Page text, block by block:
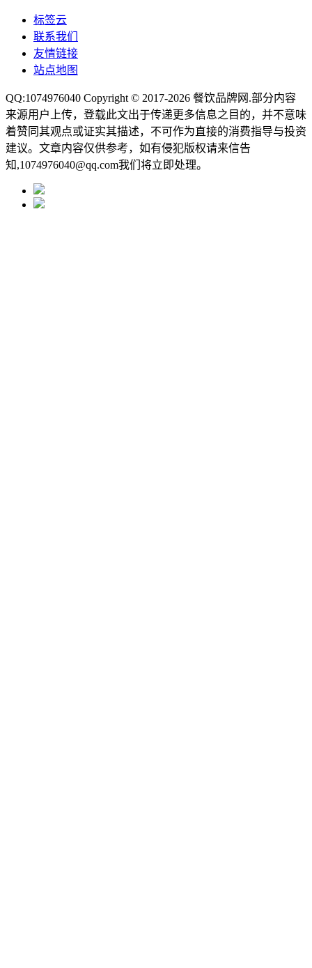
标签云
联系我们
友情链接
站点地图
QQ:1074976040 Copyright © 2017-2026 餐饮品牌网 .部分内容
来源用户上传，登载此文出于传递更多信息之目的，并不意味
着赞同其观点或证实其描述，不可作为直接的消费指导与投资
建议。文章内容仅供参考，如有侵犯版权请来信告
知,1074976040@qq.com我们将立即处理。